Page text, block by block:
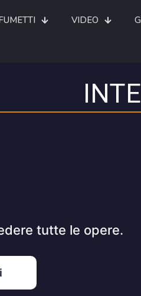
VIDEO
tutte le opere.